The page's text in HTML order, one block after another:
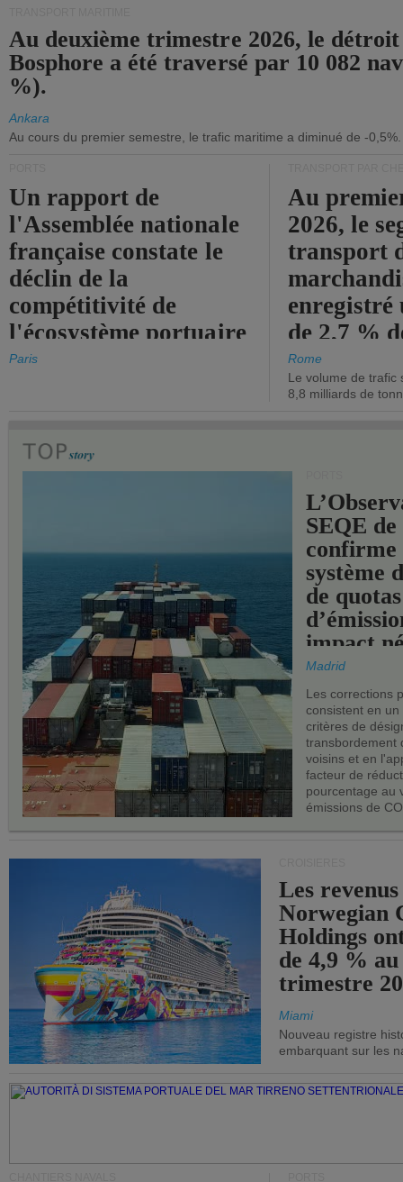
Au deuxième trimestre 2026, le
Bosphore a été traversé par 10 082
%).
Ankara
Au cours du premier semestre, le trafic maritime a diminué de -0,5%.
Un rapport de
l'Assemblée nationale
française constate le
déclin de la
compétitivité de
l'écosystème portuaire
de l'État.
Paris
Au
2026, le
transport
enregistré
de 2,7 %
chiffre
Rome
Le volume de trafic
8,8 milliards de
SEQE de
confirme
système
de quotas
impact
les ports
Madrid
Les corrections
consistent en
critères de
transbordement
voisins et en
facteur de
pourcentage au
émissions de
Les
Norwegian
Holdings
de 4,9 %
trimestre
Miami
Nouveau registre
embarquant sur les